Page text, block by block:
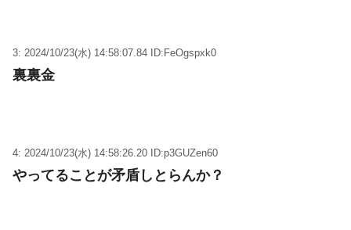
3: 2024/10/23(水) 14:58:07.84 ID:FeOgspxk0
裏裏金
4: 2024/10/23(水) 14:58:26.20 ID:p3GUZen60
やってることが矛盾しとらんか？